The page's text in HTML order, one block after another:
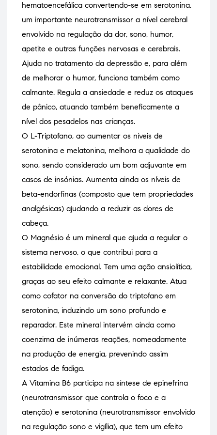
hematoencefálica convertendo-se em serotonina,
um importante neurotransmissor a nível cerebral
envolvido na regulação da dor, sono, humor,
apetite e outras funções nervosas e cerebrais.
Ajuda no tratamento da depressão e, para além
de melhorar o humor, funciona também como
calmante. Regula a ansiedade e reduz os ataques
de pânico, atuando também beneficamente a
nível dos pesadelos nas crianças.
O L-Triptofano, ao aumentar os níveis de
serotonina e melatonina, melhora a qualidade do
sono, sendo considerado um bom adjuvante em
casos de insónias. Aumenta ainda os níveis de
beta-endorfinas (composto que tem propriedades
analgésicas) ajudando a reduzir as dores de
cabeça.
O Magnésio é um mineral que ajuda a regular o
sistema nervoso, o que contribui para a
estabilidade emocional. Tem uma ação ansiolítica,
graças ao seu efeito calmante e relaxante. Atua
como cofator na conversão do triptofano em
serotonina, induzindo um sono profundo e
reparador. Este mineral intervém ainda como
coenzima de inúmeras reações, nomeadamente
na produção de energia, prevenindo assim
estados de fadiga.
A Vitamina B6 participa na síntese de epinefrina
(neurotransmissor que controla o foco e a
atenção) e serotonina (neurotransmissor envolvido
na regulação sono e vigília), que tem um efeito